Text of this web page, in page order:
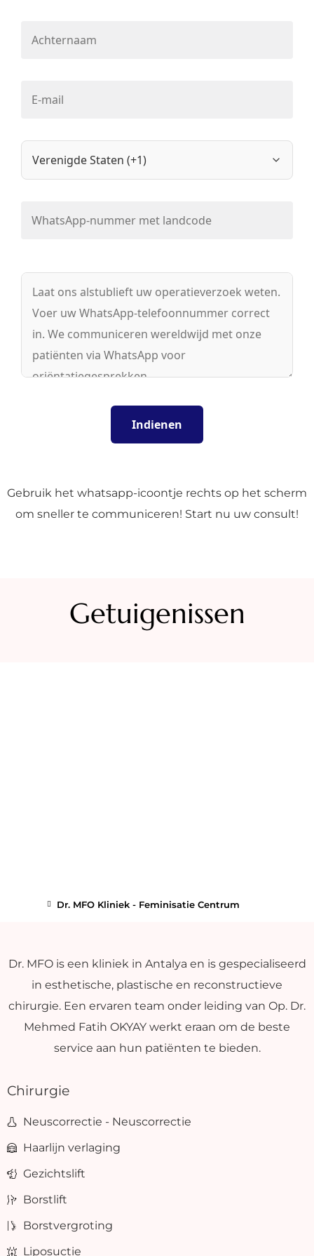
Gebruik het whatsapp-icoontje rechts op het scherm
om sneller te communiceren! Start nu uw consult!
Getuigenissen
Dr. MFO Kliniek - Feminisatie Centrum
Dr. MFO is een kliniek in Antalya en is gespecialiseerd
in esthetische, plastische en reconstructieve
chirurgie. Een ervaren team onder leiding van Op. Dr.
Mehmed Fatih OKYAY werkt eraan om de beste
service aan hun patiënten te bieden.
Chirurgie
Neuscorrectie - Neuscorrectie
Haarlijn verlaging
Gezichtslift
Borstlift
Borstvergroting
Liposuctie